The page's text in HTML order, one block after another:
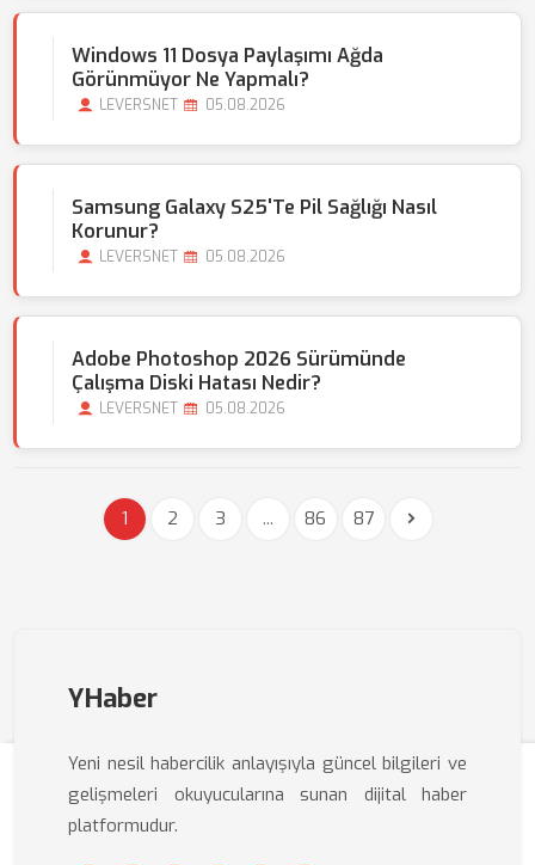
Windows 11 Dosya Paylaşımı Ağda
Görünmüyor Ne Yapmalı?
LEVERSNET 05.08.2026
Samsung Galaxy S25'te Pil Sağlığı Nasıl
Korunur?
LEVERSNET 05.08.2026
Adobe Photoshop 2026 Sürümünde
Çalışma Diski Hatası Nedir?
LEVERSNET 05.08.2026
1 2 3 ... 86 87
YHaber
Yeni nesil habercilik anlayışıyla güncel bilgileri ve
gelişmeleri okuyucularına sunan dijital haber
platformudur.